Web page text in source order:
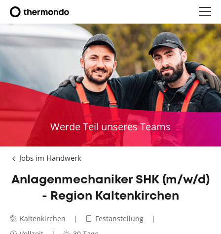
Werde Teil unseres Teams
Jobs im Handwerk
Anlagenmechaniker SHK (m/w/d)
- Region Kaltenkirchen
Kaltenkirchen
Festanstellung